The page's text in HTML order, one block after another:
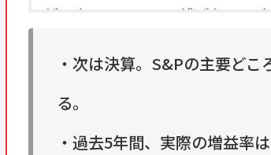
・次は決算。S&Pの主要ど
る。
・過去5年間、実際の増益率